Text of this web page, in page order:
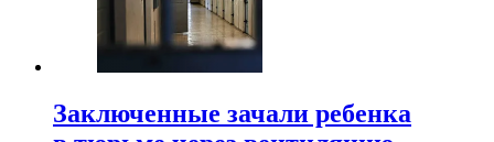
Заключенные зачали ребенка